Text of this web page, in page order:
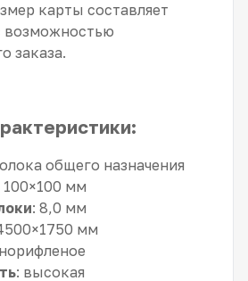
карты составляет
возможностью
заказа.
общего назначения
100×100 мм
: 8,0 мм
мм
: высокая